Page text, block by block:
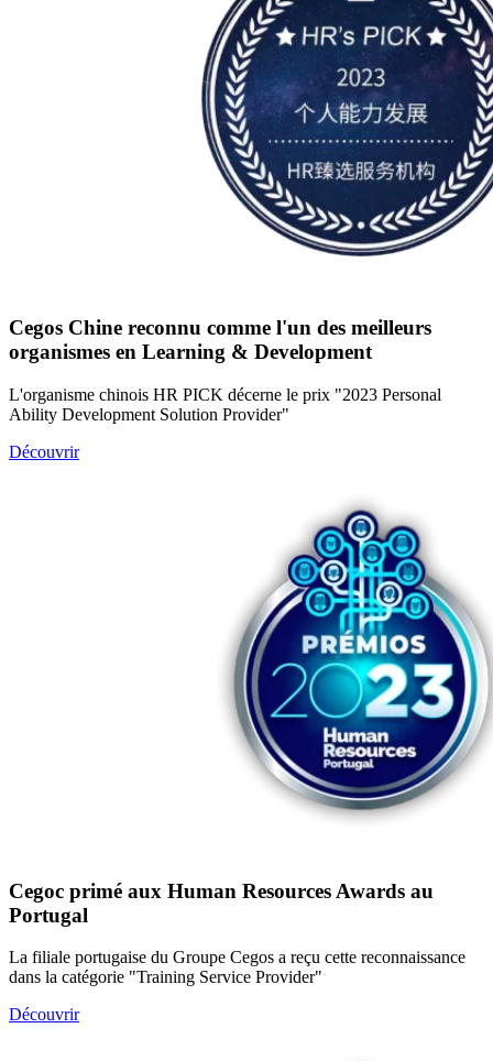
Cegos Chine reconnu comme l'un des meilleurs
organismes en Learning & Development
L'organisme chinois HR PICK décerne le prix "2023 Personal
Ability Development Solution Provider"
Découvrir
Cegoc primé aux Human Resources Awards au
Portugal
La filiale portugaise du Groupe Cegos a reçu cette reconnaissance
dans la catégorie "Training Service Provider"
Découvrir